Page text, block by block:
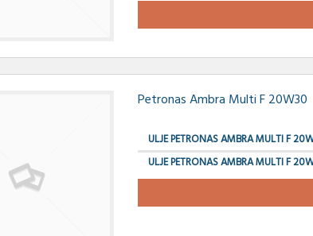
Petronas Ambra Multi F 20W30
ULJE PETRONAS AMBRA MULTI F
ULJE PETRONAS AMBRA MULTI F